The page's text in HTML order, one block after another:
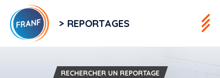
> REPORTAGES
RECHERCHER UN REPORTAGE